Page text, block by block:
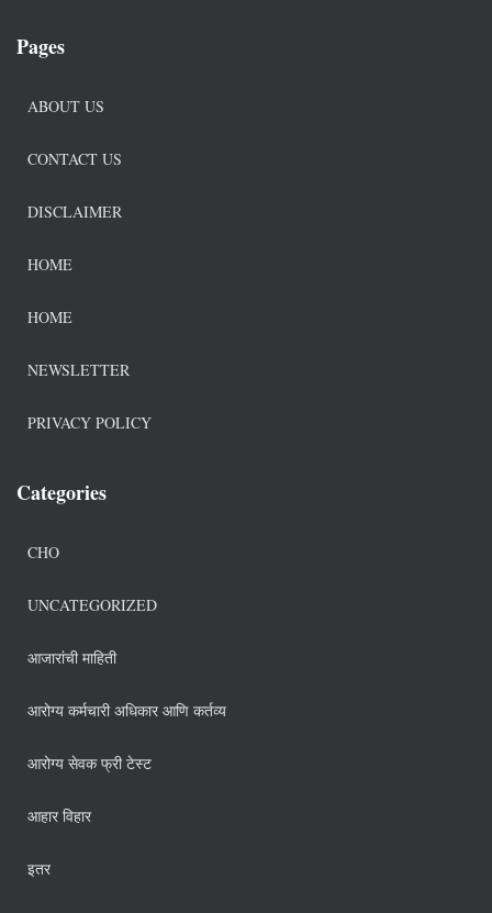
Pages
ABOUT US
CONTACT US
DISCLAIMER
HOME
HOME
NEWSLETTER
PRIVACY POLICY
Categories
CHO
UNCATEGORIZED
आजारांची माहिती
आरोग्य कर्मचारी अधिकार आणि कर्तव्य
आरोग्य सेवक फ्री टेस्ट
आहार विहार
इतर